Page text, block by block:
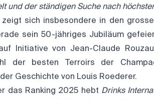
und der ständigen Suche nach
zeigt sich insbesondere in den
sein 50-jähriges Jubiläum
Initiative von Jean-Claude
der besten Terroirs der
Geschichte von Louis Roederer.
das Ranking 2025 hebt Drinks